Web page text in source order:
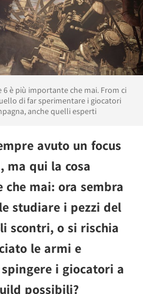
6 è più importante che mai. From ci
di far sperimentare i giocatori
anche quelli esperti
avuto un focus
ma qui la cosa
mai: ora sembra
studiare i pezzi del
scontri, o si rischia
le armi e
i giocatori a
possibili?